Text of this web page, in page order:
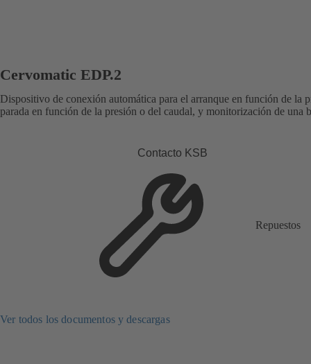
Cervomatic EDP.2
Dispositivo de conexión automática para el arranque en función de la
parada en función de la presión o del caudal, y monitorización de una
Contacto KSB
Repuestos
Ver todos los documentos y descargas